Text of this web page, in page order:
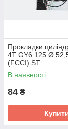
Прокладки
4T GY6 125 Ø
(FCCI) ST
В наявності
84 ₴
Купити